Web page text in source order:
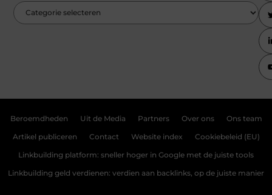
Beroemdheden Uit de Media Partners Over ons Ons team
Artikel publiceren Contact Website index Cookiebeleid (EU)
Linkbuilding platform: sneller hoger in Google met de juiste tools
Linkbuilding geld verdienen: verdien aan backlinks, op de juiste manier